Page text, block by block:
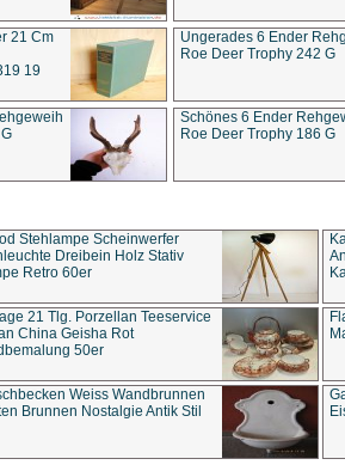
21 Cm
19
Ungerades 6 Ender
Roe Deer Trophy 242 G
Schönes 6 Ender
Roe Deer Trophy 186 G
Stehlampe Scheinwerfer
Dreibein Holz Stativ
Retro 60er
21 Tlg. Porzellan Teeservice
China Geisha Rot
50er
Weiss Wandbrunnen
Brunnen Nostalgie Antik Stil